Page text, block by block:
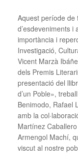
Aquest període de
d’esdeveniments
importància i
Investigació,
Vicent Marzà
dels Premis
presentació del
d’un Poble»,
Benimodo, Rafael
amb la
Martínez
Armengol Machí,
viscut al nostre